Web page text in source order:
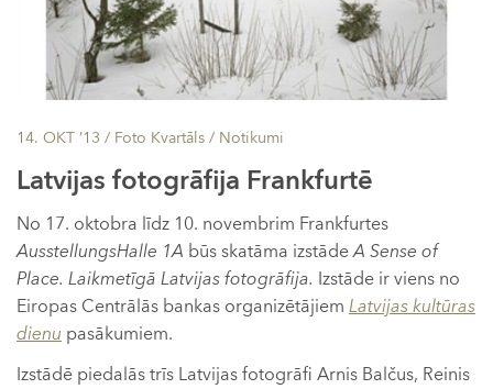
14. OKT ’13 / Foto Kvartāls / Notikumi
Latvijas fotogrāfija Frankfurtē
No 17. oktobra līdz 10. novembrim Frankfurtes
AusstellungsHalle 1A būs skatāma izstādeA Sense of
Place. Laikmetīgā Latvijas fotogrāfija. Izstāde ir viens no
Eiropas Centrālās bankas organizētājiem Latvijas kultūras
dienu pasākumiem.
Izstādē piedalās trīs Latvijas fotogrāfi Arnis Balčus, Reinis